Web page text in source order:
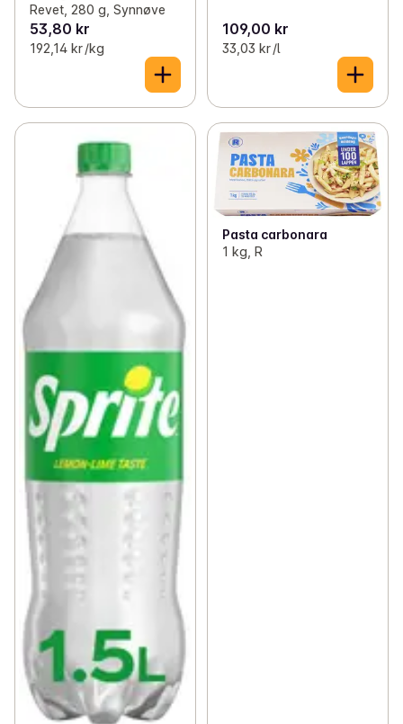
Revet, 280 g, Synnøve
53,80 kr
192,14 kr /kg
109,00 kr
33,03 kr /l
Pasta carbonara
1 kg, R